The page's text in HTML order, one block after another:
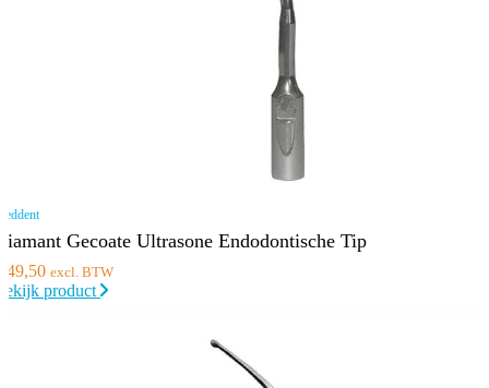
Gecoate Ultrasone Endodontische Tip
49,50 excl. BTW
product